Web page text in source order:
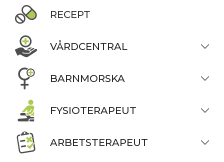
RECEPT
VÅRDCENTRAL
BARNMORSKA
FYSIOTERAPEUT
ARBETSTERAPEUT